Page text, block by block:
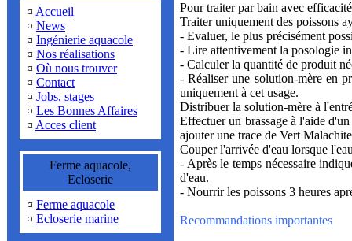
¤ Accueil
¤ News
¤ Ingénierie aquacole
¤ Nos réalisations
¤ Où nous trouver
¤ Contact
¤ Jobs, stages
¤ Les Bonnes Affaires
¤ Acces client
Ferme aquacole,
Ecloserie
¤ Ferme aquacole
¤ Ecloserie marine
Pour traiter par bain avec
Traiter uniquement des poissons
- Evaluer, le plus précisément
- Lire attentivement la posologie
- Calculer la quantité de produit
- Réaliser une solution-mère en
uniquement à cet usage.
Distribuer la solution-mère à
Effectuer un brassage à l'aide
ajouter une trace de Vert
Couper l'arrivée d'eau lorsque
- Après le temps nécessaire
d'eau.
- Nourrir les poissons 3 heures
Recommandations importantes